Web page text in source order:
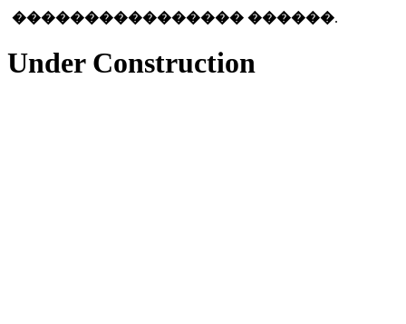
���������������� ������.
Under Construction